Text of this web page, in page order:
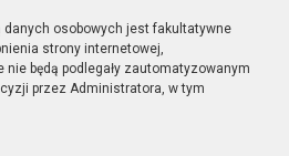
danych osobowych jest fakultatywne
strony internetowej,
nie będą podlegały zautomatyzowanym
przez Administratora, w tym